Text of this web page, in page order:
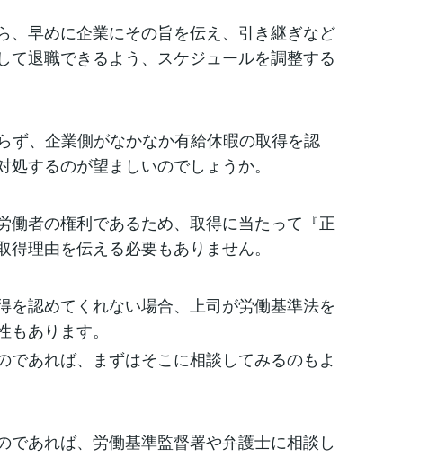
、早めに企業にその旨を伝え、引き継ぎなど
て退職できるよう、スケジュールを調整する
ず、企業側がなかなか有給休暇の取得を認
するのが望ましいのでしょうか。
働者の権利であるため、取得に当たって『正
理由を伝える必要もありません。
を認めてくれない場合、上司が労働基準法を
あります。
であれば、まずはそこに相談してみるのもよ
であれば、労働基準監督署や弁護士に相談し